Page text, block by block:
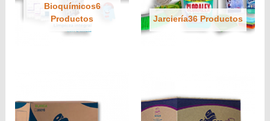
Bioquímicos6
Productos
Jarciería36 Productos